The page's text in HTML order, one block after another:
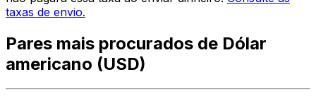
taxas de envio.
Pares mais procurados de Dólar
americano (USD)